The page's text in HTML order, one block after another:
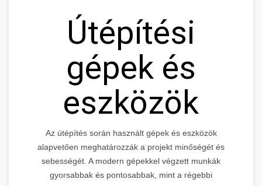
Útépítési
gépek és
eszközök
Az útépítés során használt gépek és eszközök
alapvetően meghatározzák a projekt minőségét és
sebességét. A modern gépekkel végzett munkák
gyorsabbak és pontosabbak, mint a régebbi